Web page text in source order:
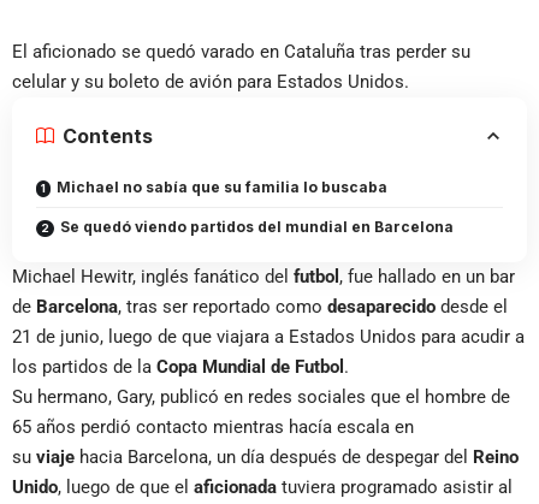
El aficionado se quedó varado en Cataluña tras perder su
celular y su boleto de avión para Estados Unidos.
Contents
Michael no sabía que su familia lo buscaba
Se quedó viendo partidos del mundial en Barcelona
Michael Hewitr, inglés fanático del futbol , fue hallado en un bar
de Barcelona, tras ser reportado como desaparecido desde el
21 de junio, luego de que viajara a Estados Unidos para acudir a
los partidos de la Copa Mundial de Futbol .
Su hermano, Gary, publicó en redes sociales que el hombre de
65 años perdió contacto mientras hacía escala en
su viaje hacia Barcelona, un día después de despegar del Reino
Unido, luego de que el aficionada tuviera programado asistir al